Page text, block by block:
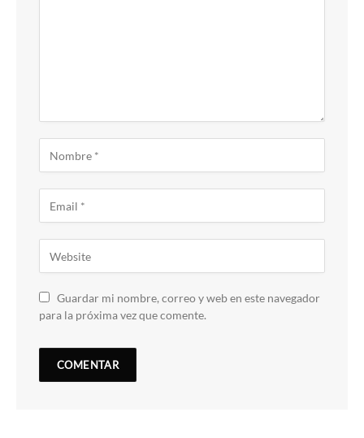
Guardar mi nombre, correo y web en este navegador
para la próxima vez que comente.